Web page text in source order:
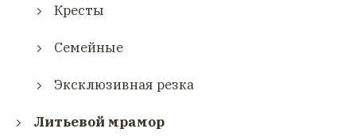
Кресты
Семейные
Эксклюзивная резка
Литьевой мрамор